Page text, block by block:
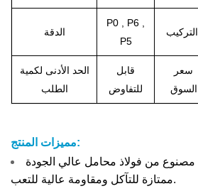
الدقة
P0 , P6 ,
P5
الحد الأدنى لكمية
الطلب
قابل
للتفاوض
سعر
السوق
مميزات المنتج:
مصنوع من فولاذ محامل عالي الجودة GCr15، يتميز بمقاومة
ممتازة للتآكل ومقاومة عالية للتعب.